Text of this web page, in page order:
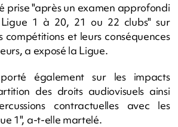
prise "après un examen approfondi
1 à 20, 21 ou 22 clubs" sur
compétitions et leurs conséquences
a exposé la Ligue.
également sur les impacts
des droits audiovisuels ainsi
contractuelles avec les
1", a-t-elle martelé.